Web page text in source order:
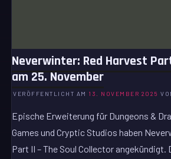
Neverwinter: Red Harvest
am 25. November
VERÖFFENTLICHT AM 13. NOVEMBER 2025
Epische Erweiterung für Dungeons &
Games und Cryptic Studios haben
Part II – The Soul Collector angekündigt.